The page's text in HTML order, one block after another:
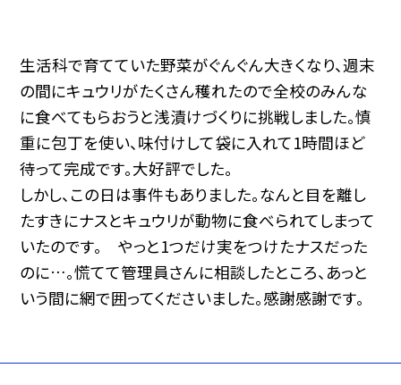
生活科で育てていた野菜がぐんぐん大きくなり、週末
の間にキュウリがたくさん穫れたので全校のみんな
に食べてもらおうと浅漬けづくりに挑戦しました。慎
重に包丁を使い、味付けして袋に入れて1時間ほど
待って完成です。大好評でした。
しかし、この日は事件もありました。なんと目を離し
たすきにナスとキュウリが動物に食べられてしまって
いたのです。 やっと1つだけ実をつけたナスだった
のに…。慌てて管理員さんに相談したところ、あっと
いう間に網で囲ってくださいました。感謝感謝です。